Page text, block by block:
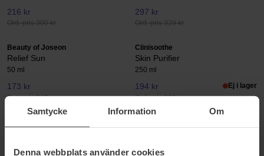
Samtycke Information Om
Denna webbplats använder cookies
216 kr
Ord. pris 300 kr
297 kr
Ord. pris 329 kr
Beauty of Joseon
Relief Sun
50 ml
173 kr
Ord. pris 249 kr
Clinisoothe
Skin Purifier
250 ml
194 kr
Ord. pris 350 kr
Ej i lager